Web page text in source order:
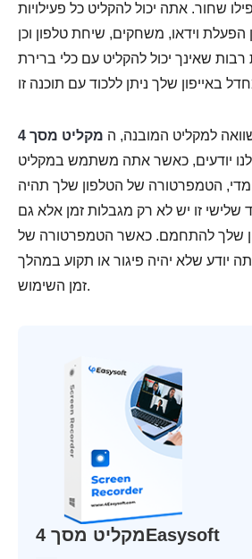
שחור. אתה יכול להקליט כל פעילויות
הפעלת וידאו, משחקים, שיחת טלפון וכן
רבות שאינך יכול להקליט עם כלי ברירת
למקליט המובנה, ה
יודעים, כאשר אתה משתמש במקליט
מדי, הטמפרטורה של הטלפון שלך תהיה
שלישי זו יש לא רק מגבלות זמן אלא גם
שלך להתחמם. כאשר הטמפרטורה של
יודע שלא יהיה פיגור או תקוע במהלך
זמן השימוש.
מקליט מסך 4Easysoft